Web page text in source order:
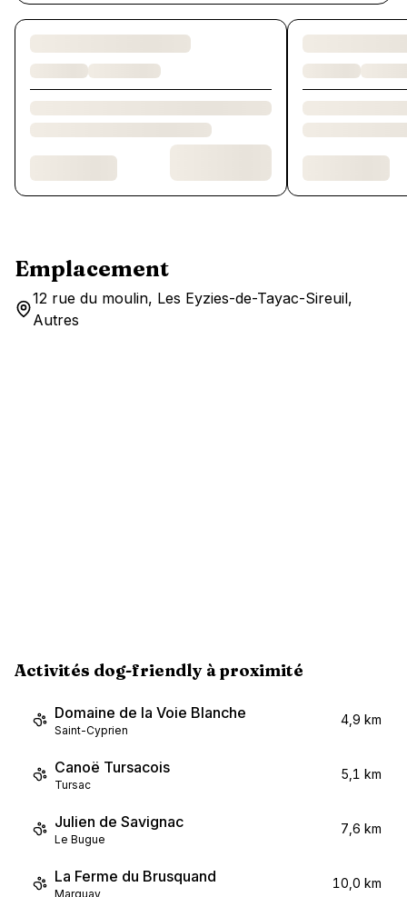
Chargement des chambres et des formules…
Emplacement
12 rue du moulin, Les Eyzies-de-Tayac-Sireuil,
Autres
Activités dog-friendly à proximité
Domaine de la Voie Blanche
Saint-Cyprien
4,9 km
Canoë Tursacois
Tursac
5,1 km
Julien de Savignac
Le Bugue
7,6 km
La Ferme du Brusquand
Marquay
10,0 km